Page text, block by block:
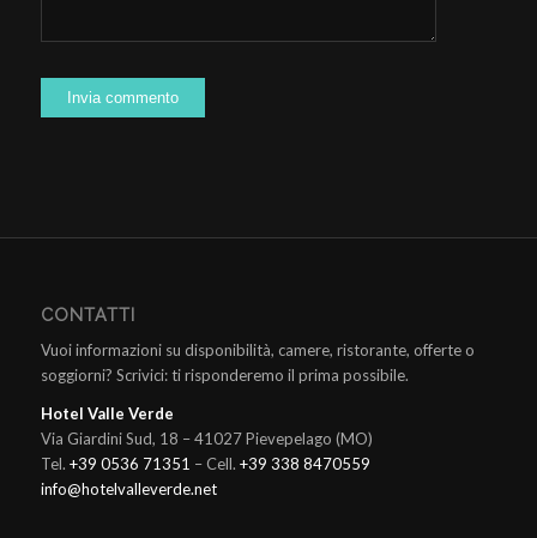
CONTATTI
Vuoi informazioni su disponibilità, camere, ristorante, offerte o
soggiorni? Scrivici: ti risponderemo il prima possibile.
Hotel Valle Verde
Via Giardini Sud, 18 – 41027 Pievepelago (MO)
Tel. +39 0536 71351 – Cell. +39 338 8470559
info@hotelvalleverde.net